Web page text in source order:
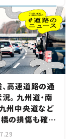
高速道路の通
。九州道・南
州中央道など
の損傷も確認
ュース】